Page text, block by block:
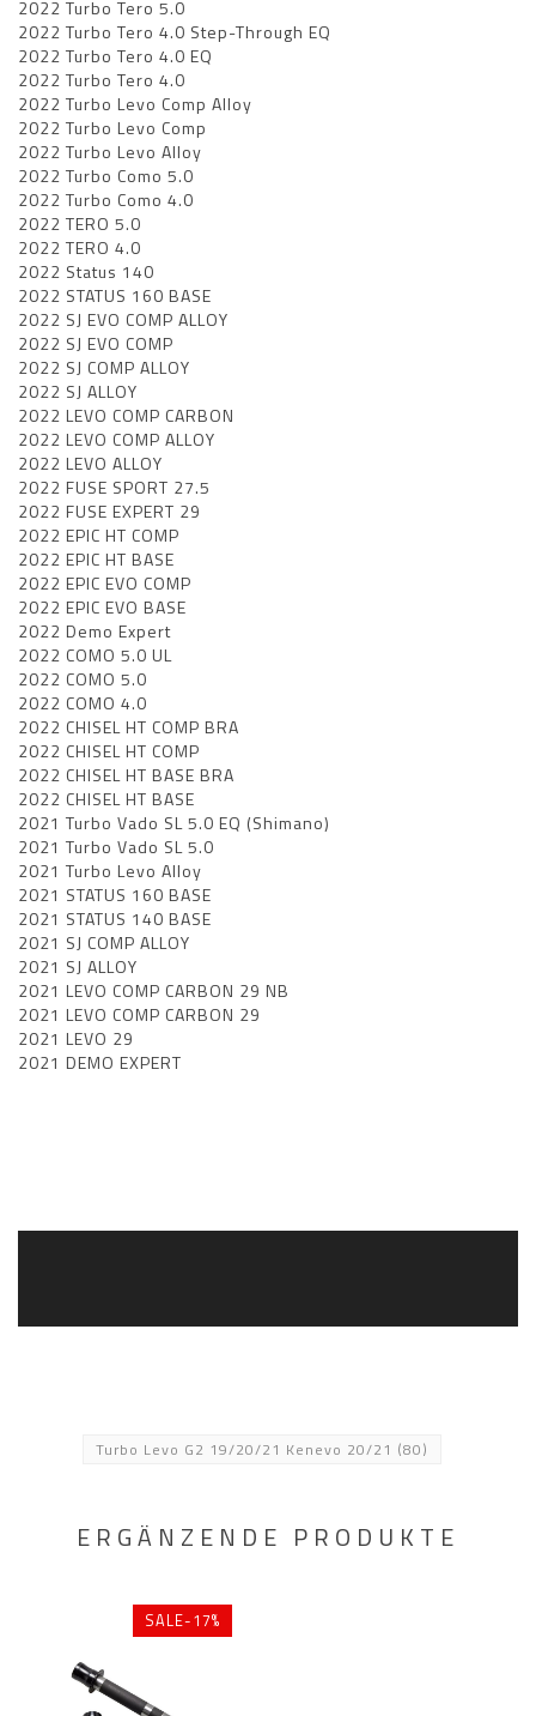
2022 Turbo Tero 5.0
2022 Turbo Tero 4.0 Step-Through EQ
2022 Turbo Tero 4.0 EQ
2022 Turbo Tero 4.0
2022 Turbo Levo Comp Alloy
2022 Turbo Levo Comp
2022 Turbo Levo Alloy
2022 Turbo Como 5.0
2022 Turbo Como 4.0
2022 TERO 5.0
2022 TERO 4.0
2022 Status 140
2022 STATUS 160 BASE
2022 SJ EVO COMP ALLOY
2022 SJ EVO COMP
2022 SJ COMP ALLOY
2022 SJ ALLOY
2022 LEVO COMP CARBON
2022 LEVO COMP ALLOY
2022 LEVO ALLOY
2022 FUSE SPORT 27.5
2022 FUSE EXPERT 29
2022 EPIC HT COMP
2022 EPIC HT BASE
2022 EPIC EVO COMP
2022 EPIC EVO BASE
2022 Demo Expert
2022 COMO 5.0 UL
2022 COMO 5.0
2022 COMO 4.0
2022 CHISEL HT COMP BRA
2022 CHISEL HT COMP
2022 CHISEL HT BASE BRA
2022 CHISEL HT BASE
2021 Turbo Vado SL 5.0 EQ (Shimano)
2021 Turbo Vado SL 5.0
2021 Turbo Levo Alloy
2021 STATUS 160 BASE
2021 STATUS 140 BASE
2021 SJ COMP ALLOY
2021 SJ ALLOY
2021 LEVO COMP CARBON 29 NB
2021 LEVO COMP CARBON 29
2021 LEVO 29
2021 DEMO EXPERT
Turbo Levo G2 19/20/21 Kenevo 20/21 (80)
ERGÄNZENDE PRODUKTE
SALE-17%